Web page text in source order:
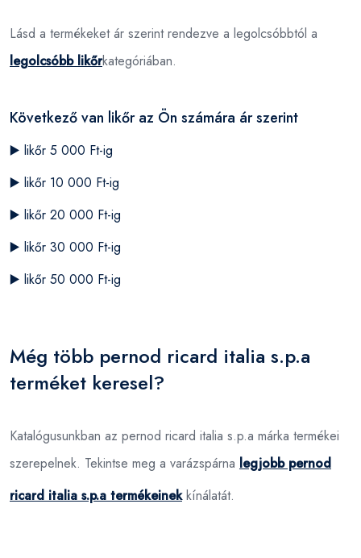
Lásd a termékeket ár szerint rendezve a legolcsóbbtól a
legolcsóbb likőrkategóriában.
Következő van likőr az Ön számára ár szerint
▶️ likőr 5 000 Ft-ig
▶️ likőr 10 000 Ft-ig
▶️ likőr 20 000 Ft-ig
▶️ likőr 30 000 Ft-ig
▶️ likőr 50 000 Ft-ig
Még több pernod ricard italia s.p.a
terméket keresel?
Katalógusunkban az pernod ricard italia s.p.a márka termékei
szerepelnek. Tekintse meg a varázspárna legjobb pernod
ricard italia s.p.a termékeinekkínálatát.